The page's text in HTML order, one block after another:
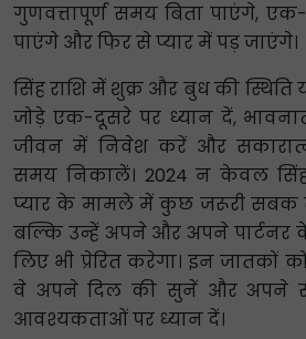
गुणवत्तापूर्ण समय बिता पाएंगे,
पाएंगे और फिर से प्यार में पड़ जाएंगे।
सिंह राशि में शुक्र और बुध की स्थिति
जोड़े एक-दूसरे पर ध्यान दें,
जीवन में निवेश करें और
समय निकालें। 2024 न केवल
प्यार के मामले में कुछ जरूरी सबक
बल्कि उन्हें अपने और अपने
लिए भी प्रेरित करेगा। इन जातकों
वे अपने दिल की सुनें और अपने
आवश्यकताओं पर ध्यान दें।